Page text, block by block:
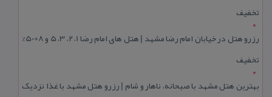
تخفیف
رزرو هتل در خیابان امام رضا مشهد | هتل‌ های امام رضا 1، 2، 3، 5 و 8+50%
تخفیف
بهترین هتل مشهد با صبحانه، ناهار و شام | رزرو هتل مشهد با غذا نزدیک